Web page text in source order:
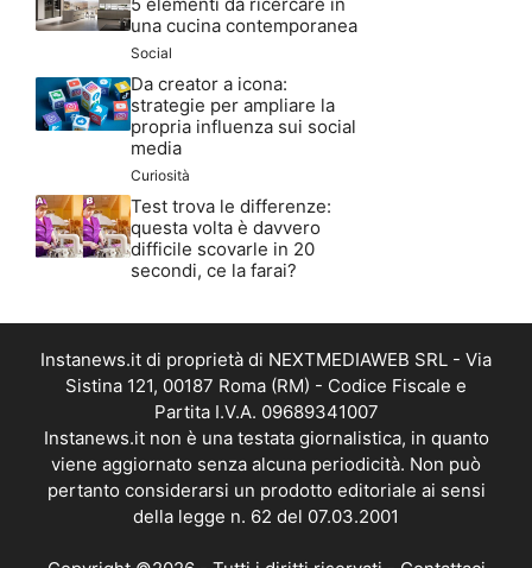
una cucina contemporanea
Social
Da creator a icona:
strategie per ampliare la
propria influenza sui social
media
Curiosità
Test trova le differenze:
questa volta è davvero
difficile scovarle in 20
secondi, ce la farai?
Instanews.it di proprietà di NEXTMEDIAWEB SRL - Via
Sistina 121, 00187 Roma (RM) - Codice Fiscale e
Partita I.V.A. 09689341007
Instanews.it non è una testata giornalistica, in quanto
viene aggiornato senza alcuna periodicità. Non può
pertanto considerarsi un prodotto editoriale ai sensi
della legge n. 62 del 07.03.2001